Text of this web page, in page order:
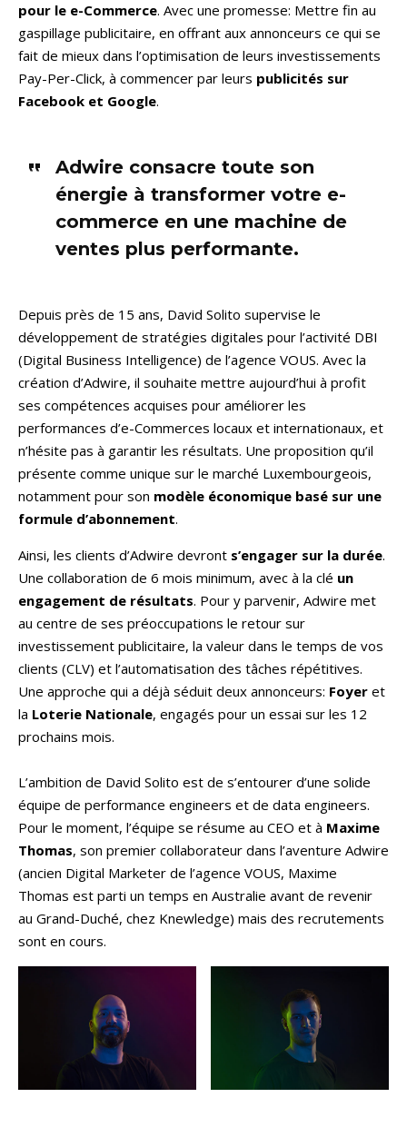
pour le e-Commerce. Avec une promesse: Mettre fin au
gaspillage publicitaire, en offrant aux annonceurs ce qui se
fait de mieux dans l’optimisation de leurs investissements
Pay-Per-Click, à commencer par leurs publicités sur
Facebook et Google.
Adwire consacre toute son
énergie à transformer votre e-
commerce en une machine de
ventes plus performante.
Depuis près de 15 ans, David Solito supervise le
développement de stratégies digitales pour l’activité DBI
(Digital Business Intelligence) de l’agence VOUS. Avec la
création d’Adwire, il souhaite mettre aujourd’hui à profit
ses compétences acquises pour améliorer les
performances d’e-Commerces locaux et internationaux, et
n’hésite pas à garantir les résultats. Une proposition qu’il
présente comme unique sur le marché Luxembourgeois,
notamment pour son modèle économique basé sur une
formule d’abonnement.
Ainsi, les clients d’Adwire devront s’engager sur la durée.
Une collaboration de 6 mois minimum, avec à la clé un
engagement de résultats. Pour y parvenir, Adwire met
au centre de ses préoccupations le retour sur
investissement publicitaire, la valeur dans le temps de vos
clients (CLV) et l’automatisation des tâches répétitives.
Une approche qui a déjà séduit deux annonceurs: Foyer et
la Loterie Nationale, engagés pour un essai sur les 12
prochains mois.
L’ambition de David Solito est de s’entourer d’une solide
équipe de performance engineers et de data engineers.
Pour le moment, l’équipe se résume au CEO et à Maxime
Thomas, son premier collaborateur dans l’aventure Adwire
(ancien Digital Marketer de l’agence VOUS, Maxime
Thomas est parti un temps en Australie avant de revenir
au Grand-Duché, chez Knewledge) mais des recrutements
sont en cours.